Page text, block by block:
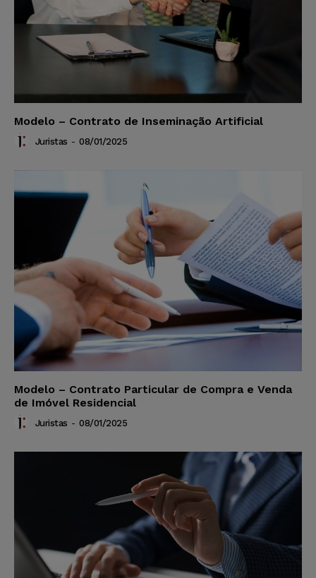
Modelo – Contrato de Inseminação Artificial
Juristas - 08/01/2025
Modelo – Contrato Particular de Compra e Venda
de Imóvel Residencial
Juristas - 08/01/2025